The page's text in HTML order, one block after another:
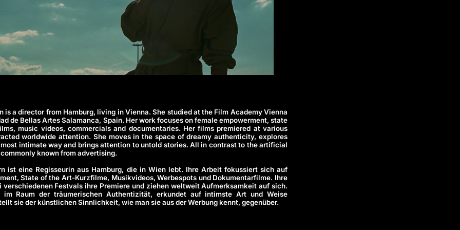
is a director from Hamburg, living in Vienna. She studied at the Film Academy Vienna
de Bellas Artes Salamanca, Spain. Her work focuses on female empowerment, state
music videos, commercials and documentaries. Her films premiered at various
worldwide attention. She moves in the space of dreamy authenticity, explores
intimate way and brings attention to untold stories. All in contrast to the artificial
known from advertising.
ist eine Regisseurin aus Hamburg, die in Wien lebt. Ihre Arbeit fokussiert sich auf
State of the Art-Kurzfilme, Musikvideos, Werbespots und Dokumentarfilme. Ihre
verschiedenen Festvals ihre Premiere und ziehen weltweit Aufmerksamkeit auf sich.
Raum der träumerischen Authentizität, erkundet auf intimste Art und Weise
sie der künstlichen Sinnlichkeit, wie man sie aus der Werbung kennt, gegenüber.